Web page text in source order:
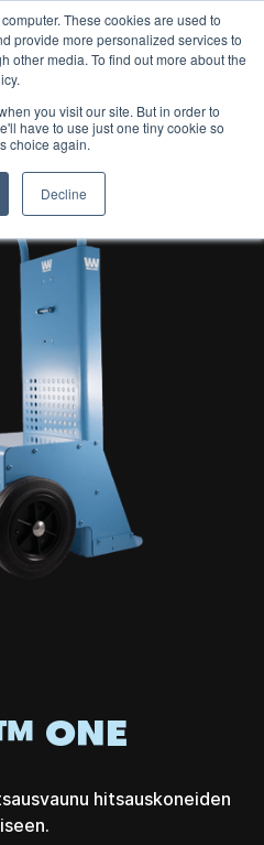
These cookies are used to
provide more personalized services to
other media. To find out more about the
you visit our site. But in order to
have to use just one tiny cookie so
choice again.
Decline
OSTA
ONE
hitsauskoneiden